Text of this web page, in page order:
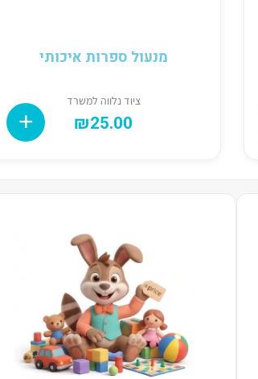
מנעול ספרות איכותי
ציוד נלווה למשרד
₪25.00